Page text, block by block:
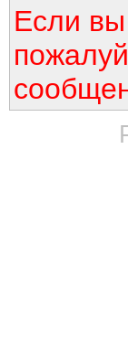
Если